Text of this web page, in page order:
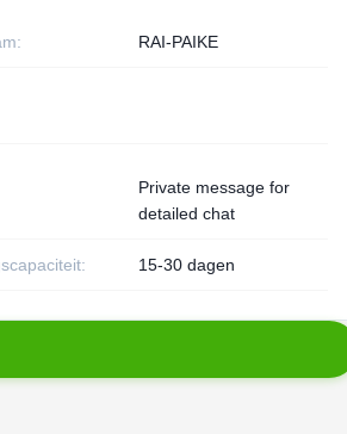
RAI-PAIKE
Private message for
detailed chat
15-30 dagen